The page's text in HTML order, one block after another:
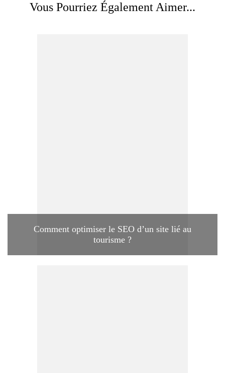
Vous Pourriez Également Aimer...
Comment optimiser le SEO d’un site lié au
tourisme ?